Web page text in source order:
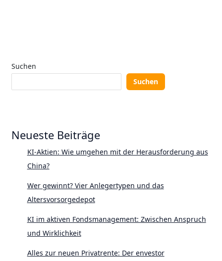
Suchen
Suchen
Neueste Beiträge
KI-Aktien: Wie umgehen mit der Herausforderung aus
China?
Wer gewinnt? Vier Anlegertypen und das
Altersvorsorgedepot
KI im aktiven Fondsmanagement: Zwischen Anspruch
und Wirklichkeit
Alles zur neuen Privatrente: Der envestor